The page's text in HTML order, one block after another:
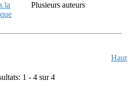
la
Plusieurs auteurs
Haut
1 - 4 sur 4